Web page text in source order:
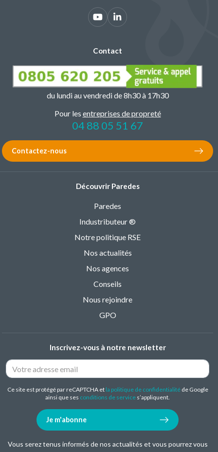
Contact
du lundi au vendredi de 8h30 à 17h30
Pour les entreprises de propreté
04 88 05 51 67
Contactez-nous
Découvrir Paredes
Paredes
Industributeur ®
Notre politique RSE
Nos actualités
Nos agences
Conseils
Nous rejoindre
GPO
Inscrivez-vous à notre newsletter
Ce site est protégé par reCAPTCHA et la politique de confidentialitéde Google
ainsi que ses conditions de service s’appliquent.
Je m'abonne
Vous serez tenus informés de nos actualités et vous pourrez vous